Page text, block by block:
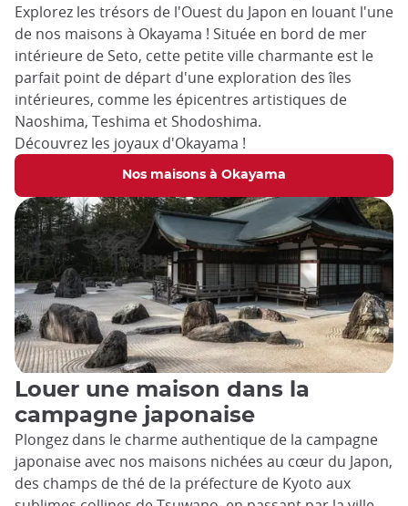
Explorez les trésors de l'Ouest du Japon en louant l'une
de nos maisons à Okayama ! Située en bord de mer
intérieure de Seto, cette petite ville charmante est le
parfait point de départ d'une exploration des îles
intérieures, comme les épicentres artistiques de
Naoshima, Teshima et Shodoshima.
Découvrez les joyaux d'Okayama !
Nos maisons à Okayama
Louer une maison dans la
campagne japonaise
Plongez dans le charme authentique de la campagne
japonaise avec nos maisons nichées au cœur du Japon,
des champs de thé de la préfecture de Kyoto aux